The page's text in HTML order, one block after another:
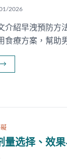
2026
紹早洩預防方
療方案，幫助
→
量选择、效